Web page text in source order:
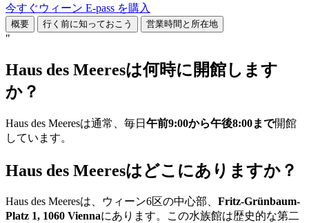
今すぐウィーン E-pass を購入
概要 行く前に知っておこう 営業時間と所在地
"
Haus des Meeresは何時に開館します
か？
Haus des Meeresは通常、毎日 午前9:00から午後8:00まで開館
しています。
Haus des Meeresはどこにありますか？
Haus des Meeresは、ウィーン6区の中心部、 Fritz-Grünbaum-
Platz 1, 1060 Viennaにあります。この水族館は歴史的な第二